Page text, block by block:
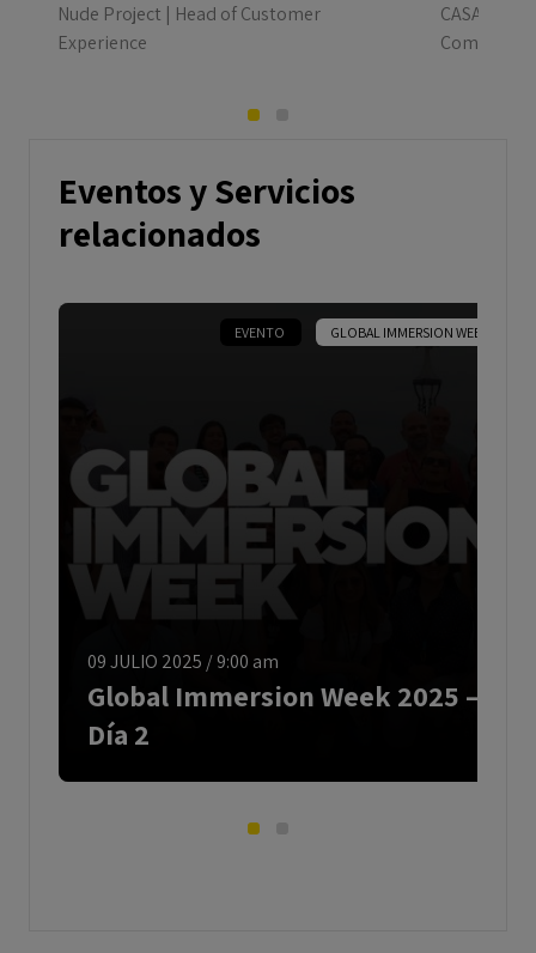
Nude Project | Head of Customer
Experience
CASA
Eventos y Servicios
relacionados
EVENTO GLOBAL IMMERSION WEEK
09 JULIO 2025 /9:00 am
Global Immersion Week 2025 –
Día 2
graduables (sin acompañantes).
ESPAÑOL